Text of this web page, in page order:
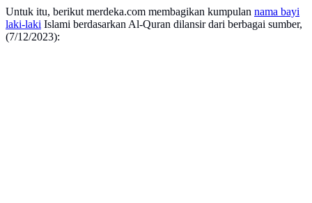
Untuk itu, berikut merdeka.com membagikan kumpulan nama bayi
laki-laki Islami berdasarkan Al-Quran dilansir dari berbagai sumber,
(7/12/2023):